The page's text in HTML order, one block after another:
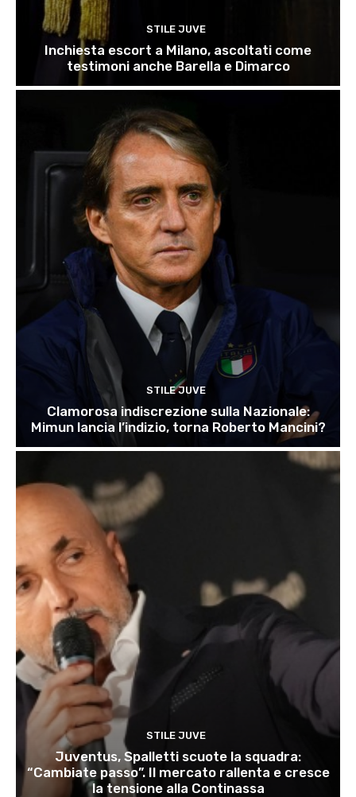
STILE JUVE
Inchiesta escort a Milano, ascoltati come
testimoni anche Barella e Dimarco
STILE JUVE
Clamorosa indiscrezione sulla Nazionale:
Mimun lancia l’indizio, torna Roberto Mancini?
STILE JUVE
Juventus, Spalletti scuote la squadra:
“Cambiate passo”. Il mercato rallenta e cresce
la tensione alla Continassa